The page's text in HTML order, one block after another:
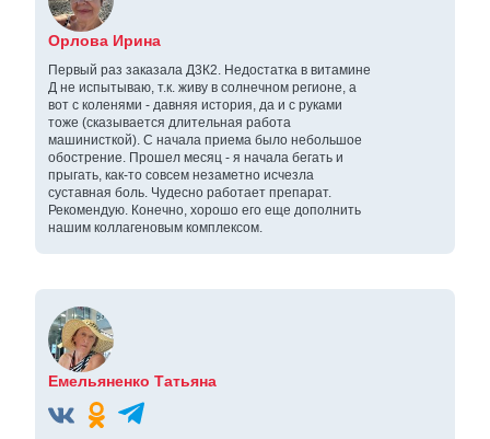
Орлова Ирина
Первый раз заказала Д3К2. Недостатка в витамине
Д не испытываю, т.к. живу в солнечном регионе, а
вот с коленями - давняя история, да и с руками
тоже (сказывается длительная работа
машинисткой). С начала приема было небольшое
обострение. Прошел месяц - я начала бегать и
прыгать, как-то совсем незаметно исчезла
суставная боль. Чудесно работает препарат.
Рекомендую. Конечно, хорошо его еще дополнить
нашим коллагеновым комплексом.
Емельяненко Татьяна